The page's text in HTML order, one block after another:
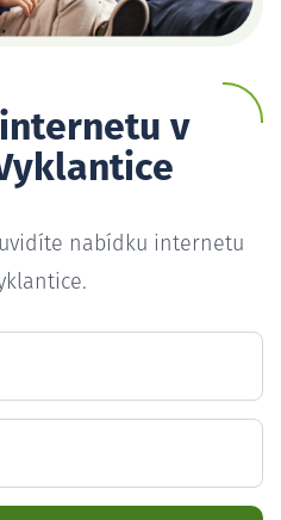
v
nabídku internetu